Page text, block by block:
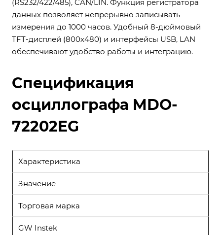
(RS232/422/485), CAN/LIN. Функция регистратора
данных позволяет непрерывно записывать
измерения до 1000 часов. Удобный 8-дюймовый
TFT-дисплей (800х480) и интерфейсы USB, LAN
обеспечивают удобство работы и интеграцию.
Спецификация
осциллографа MDO-
72202EG
Характеристика
Значение
Торговая марка
GW Instek